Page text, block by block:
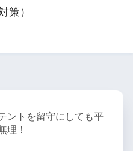
策）
ントを留守にしても平
理！